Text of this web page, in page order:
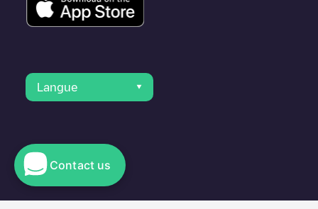
Langue
© 2023 Electromaps
Contact us